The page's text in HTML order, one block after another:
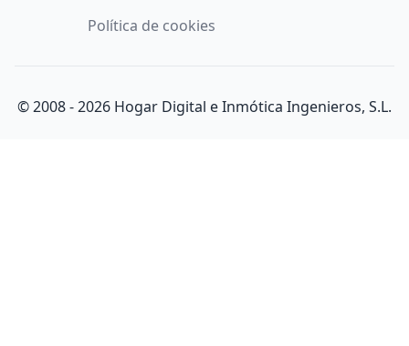
Política de cookies
© 2008 -2026 Hogar Digital e Inmótica Ingenieros, S.L.